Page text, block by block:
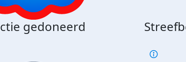
gedoneerd